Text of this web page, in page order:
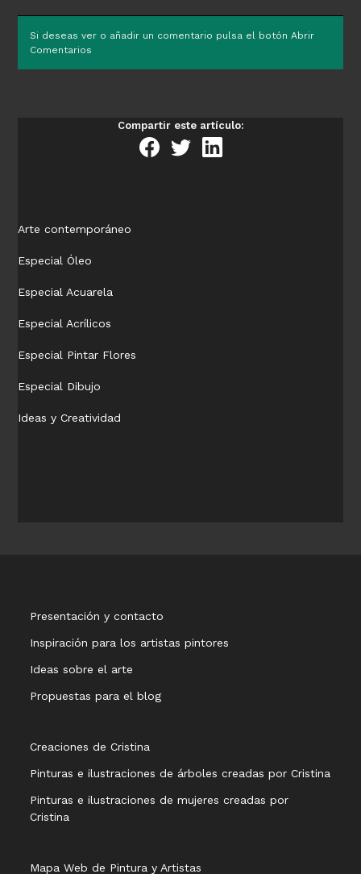
Si deseas ver o añadir un comentario pulsa el botón Abrir
Comentarios
Compartir este artículo:
Arte contemporáneo
Especial Óleo
Especial Acuarela
Especial Acrílicos
Especial Pintar Flores
Especial Dibujo
Ideas y Creatividad
Presentación y contacto
Inspiración para los artistas pintores
Ideas sobre el arte
Propuestas para el blog
Creaciones de Cristina
Pinturas e ilustraciones de árboles creadas por Cristina
Pinturas e ilustraciones de mujeres creadas por
Cristina
Mapa Web de Pintura y Artistas